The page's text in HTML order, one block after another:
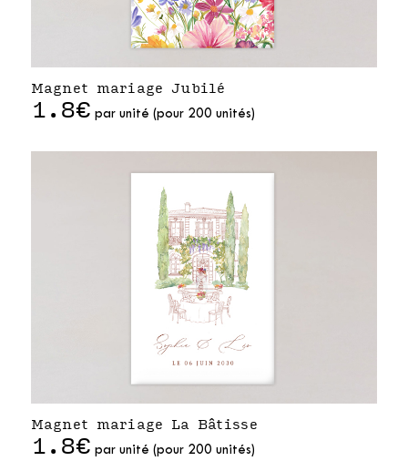
Magnet mariage Jubilé
1.8€ par unité (pour 200 unités)
Magnet mariage La Bâtisse
1.8€ par unité (pour 200 unités)